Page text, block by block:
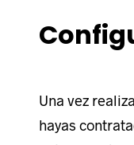
Una vez
hayas